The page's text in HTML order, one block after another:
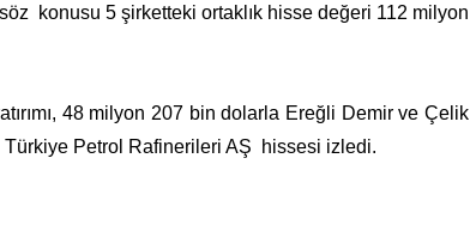
konusu 5 şirketteki ortaklık hisse değeri 112 milyon
48 milyon 207 bin dolarla Ereğli Demir ve Çelik
Türkiye Petrol Rafinerileri AŞ hissesi izledi.